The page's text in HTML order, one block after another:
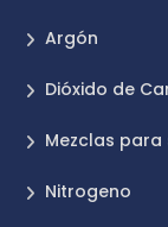
Argón
Dióxido de
Mezclas
Nitrogeno